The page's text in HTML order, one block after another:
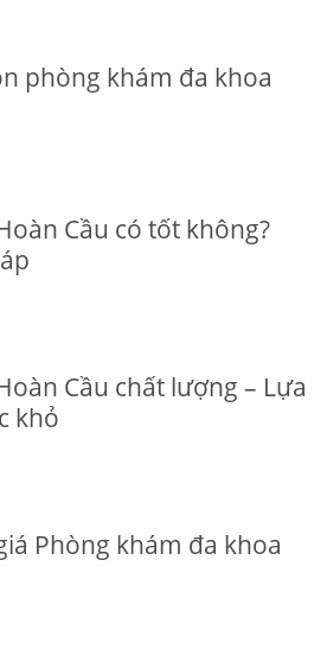
phòng khám đa khoa
Cầu có tốt không?
Cầu chất lượng – Lựa
khỏ
Phòng khám đa khoa